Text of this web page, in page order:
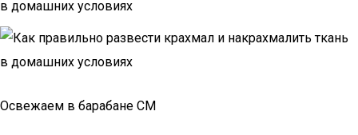
Освежаем в барабане СМ